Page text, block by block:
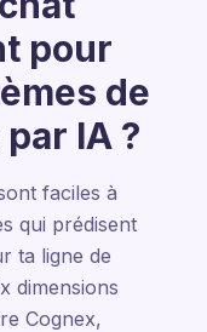
pour
de
IA ?
faciles à
qui prédisent
ta ligne de
dimensions
Cognex,